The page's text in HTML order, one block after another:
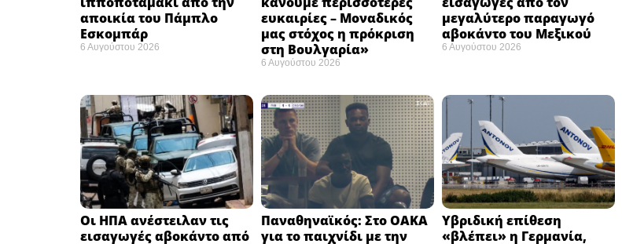
αποικία του Πάμπλο
Εσκομπάρ ​
6 Αυγούστου 2026
ευκαιρίες – Μοναδικός
μας στόχος η πρόκριση
στη Βουλγαρία» ​
6 Αυγούστου 2026
μεγαλύτερο παραγωγό
αβοκάντο του Μεξικού ​
6 Αυγούστου 2026
Οι ΗΠΑ ανέστειλαν τις
εισαγωγές αβοκάντο από
Παναθηναϊκός: Στο ΟΑΚΑ
για το παιχνίδι με την
Υβριδική επίθεση
«βλέπει» η Γερμανία,